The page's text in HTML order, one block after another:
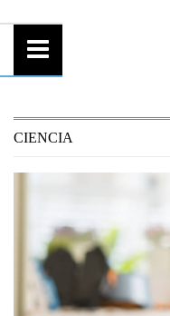
CIENCIA